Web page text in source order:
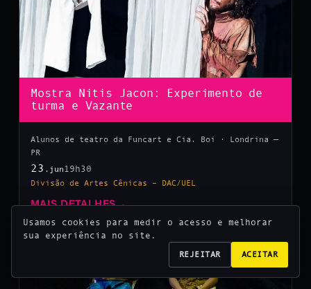
Mostra Nitis Jacon: Experimento de
turma e Vazante
Alunos de teatro da Funcart e Cia. Boi · Londrina —
PR
23 .jun 19h30
Divisão de Artes Cênicas – DAC/UEL
MAIS DETALHES→
Usamos cookies para medir o acesso e melhorar
sua experiência no site.
REJEITAR ACEITAR